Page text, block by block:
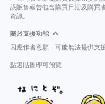
該販售報告包含購買日期及購買
資訊。
關於支援功能
因應作者意願，可能無法提供支援
點選貼圖即可預覽